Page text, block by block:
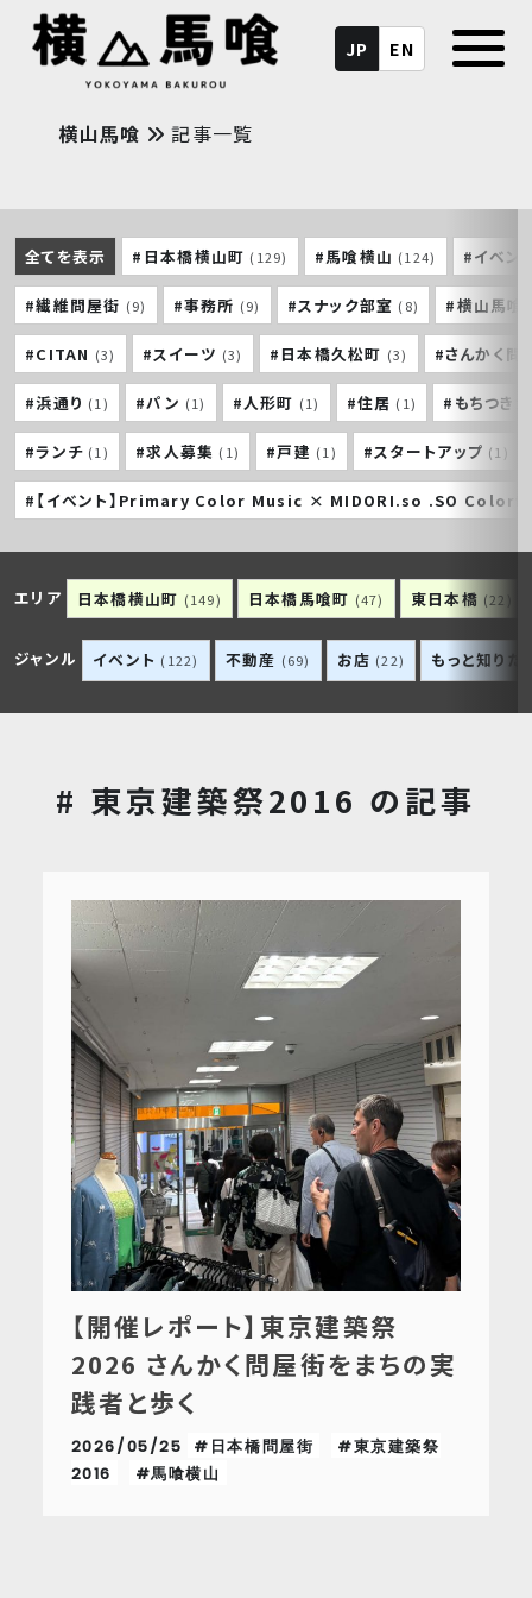
JP EN
横山馬喰 記事一覧
全てを表示 #日本橋横山町 (129) #馬喰横山 (124) #イベン
#繊維問屋街 (9) #事務所 (9) #スナック部室 (8) #横山馬喰
#CITAN (3) #スイーツ (3) #日本橋久松町 (3) #さんかく問
#浜通り (1) #パン (1) #人形町 (1) #住居 (1) #もちつき
#ランチ (1) #求人募集 (1) #戸建 (1) #スタートアップ (1)
#【イベント】Primary Color Music × MIDORI.so .SO
エリア 日本橋横山町 (149) 日本橋馬喰町 (47) 東日本橋 (22)
ジャンル イベント (122) 不動産 (69) お店 (22) もっと知りた
# 東京建築祭2016 の記事
【開催レポート】東京建築祭
2026 さんかく問屋街をまちの実
践者と歩く
2026/05/25 #日本橋問屋街
#東京建築祭
2016
#馬喰横山